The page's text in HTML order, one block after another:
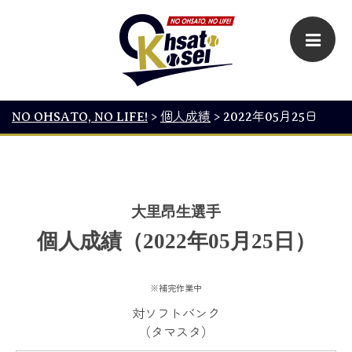
NO OHSATO, NO LIFE! > 個人成績 > 2022年05月25日
大里昂生選手
個人成績（2022年05月25日）
※補完作業中
対ソフトバンク
（タマスタ）